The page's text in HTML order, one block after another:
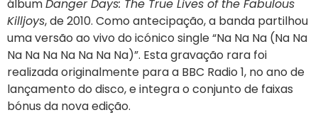
álbumDanger Days: The True Lives of the Fabulous
Killjoys, de 2010. Como antecipação, a banda partilhou
uma versão ao vivo do icónico single “Na Na Na (Na Na
Na Na Na Na Na Na Na)”. Esta gravação rara foi
realizada originalmente para a BBC Radio 1, no ano de
lançamento do disco, e integra o conjunto de faixas
bónus da nova edição.